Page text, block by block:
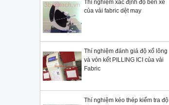
Thí nghiệm xác định độ bền xé
của vải fabric dệt may
Thí nghiệm đánh giá độ xổ lông
và vón kết PILLING ICI của vải
Fabric
Thí nghiệm kéo thép kiểm tra độ